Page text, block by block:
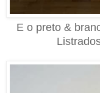
E o preto &